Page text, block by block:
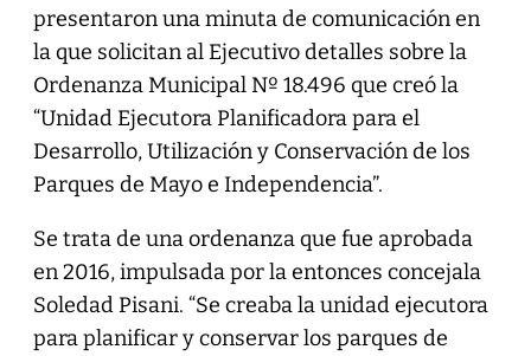
presentaron una minuta de comunicación en
la que solicitan al Ejecutivo detalles sobre la
Ordenanza Municipal Nº 18.496 que creó la
“Unidad Ejecutora Planificadora para el
Desarrollo, Utilización y Conservación de los
Parques de Mayo e Independencia”.
Se trata de una ordenanza que fue aprobada
en 2016, impulsada por la entonces concejala
Soledad Pisani. “Se creaba la unidad ejecutora
para planificar y conservar los parques de